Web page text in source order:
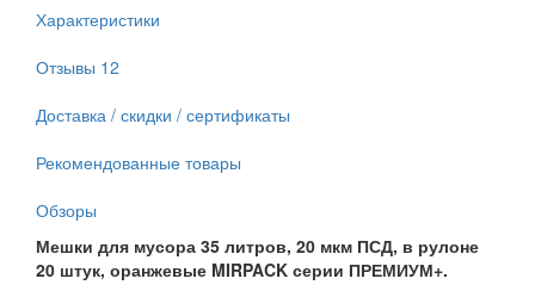
Характеристики
Отзывы 12
Доставка / скидки / сертификаты
Рекомендованные товары
Обзоры
Мешки для мусора 35 литров, 20 мкм ПСД, в рулоне
20 штук, оранжевые MIRPACK серии ПРЕМИУМ+.